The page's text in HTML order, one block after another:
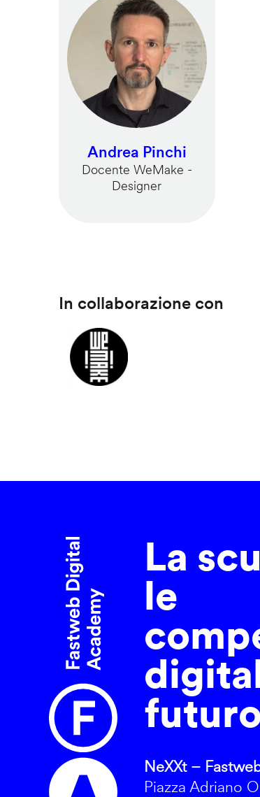
Andrea Pinchi
Docente WeMake -
Designer
In collaborazione con
La
le
NeXXt –
Piazza Adriano